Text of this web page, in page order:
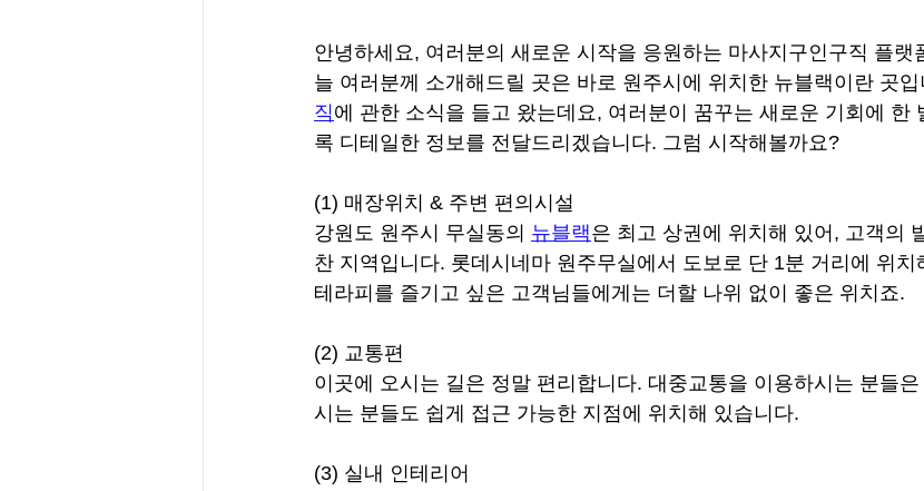
안녕하세요, 여러분의 새로운 시작을 응원하는 마사지구인구직 플랫
늘 여러분께 소개해드릴 곳은 바로 원주시에 위치한 뉴블랙이란 곳입
직에 관한 소식을 들고 왔는데요, 여러분이 꿈꾸는 새로운 기회에 한
록 디테일한 정보를 전달드리겠습니다. 그럼 시작해볼까요?
(1) 매장위치 & 주변 편의시설
강원도 원주시 무실동의 뉴블랙은 최고 상권에 위치해 있어, 고객의
찬 지역입니다. 롯데시네마 원주무실에서 도보로 단 1분 거리에 위
테라피를 즐기고 싶은 고객님들에게는 더할 나위 없이 좋은 위치죠.
(2) 교통편
이곳에 오시는 길은 정말 편리합니다. 대중교통을 이용하시는 분들
시는 분들도 쉽게 접근 가능한 지점에 위치해 있습니다.
(3) 실내 인테리어